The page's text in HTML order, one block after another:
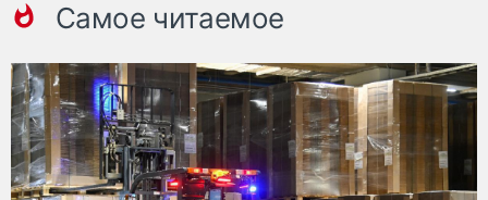
Самое читаемое